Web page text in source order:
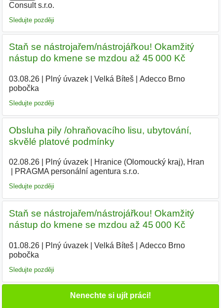
Consult s.r.o.
Sledujte později
Staň se nástrojařem/nástrojářkou! Okamžitý
nástup do kmene se mzdou až 45 000 Kč
03.08.26| Plný úvazek| Velká Bíteš|
Adecco Brno
pobočka
Sledujte později
Obsluha pily /ohraňovacího lisu, ubytování,
skvělé platové podmínky
02.08.26| Plný úvazek| Hranice (Olomoucký kraj), Hran
PRAGMA personální agentura s.r.o.
Sledujte později
Staň se nástrojařem/nástrojářkou! Okamžitý
nástup do kmene se mzdou až 45 000 Kč
01.08.26| Plný úvazek| Velká Bíteš|
Adecco Brno
pobočka
Sledujte později
Nenechte si ujít práci!